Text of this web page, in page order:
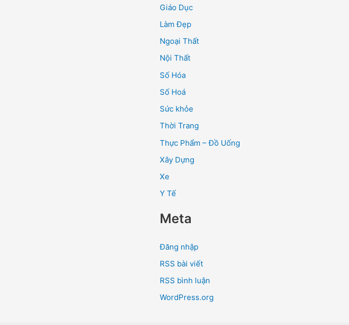
Giáo Dục
Làm Đẹp
Ngoại Thất
Nội Thất
Số Hóa
Số Hoá
Sức khỏe
Thời Trang
Thực Phẩm – Đồ Uống
Xây Dựng
Xe
Y Tế
Meta
Đăng nhập
RSS bài viết
RSS bình luận
WordPress.org